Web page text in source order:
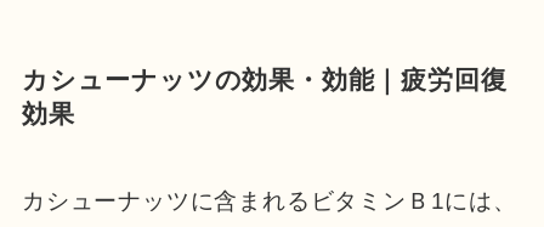
カシューナッツの効果・効能｜疲労回復
効果
カシューナッツに含まれるビタミンＢ1には、